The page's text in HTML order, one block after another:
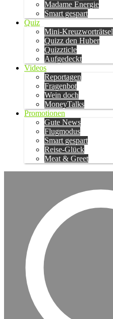
Madame Energie
Smart gespart
Quiz
Mini-Kreuzworträtsel
Quizz den Huber
Quizzticle
Aufgedeckt
Videos
Reportagen
Fragenbot
Wein doch
MoneyTalks
Promotionen
Gute News
Flugmodus
Smart gespart
Reise-Glück
Meat & Greet